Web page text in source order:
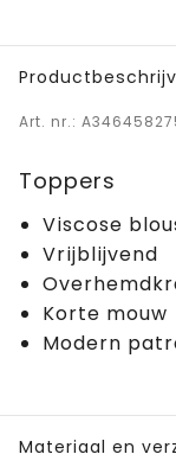
Art. nr.:
Toppers
Viscose
Vrijblijvend
Korte mouw
Modern
Materiaal en